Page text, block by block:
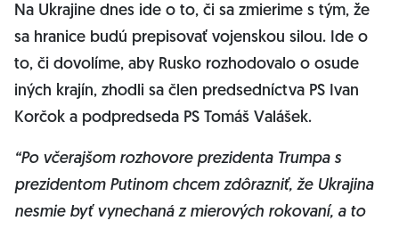
Na Ukrajine dnes ide o to, či sa zmierime s tým, že
sa hranice budú prepisovať vojenskou silou. Ide o
to, či dovolíme, aby Rusko rozhodovalo o osude
iných krajín, zhodli sa člen predsedníctva PS Ivan
Korčok a podpredseda PS Tomáš Valášek.
“Po včerajšom rozhovore prezidenta Trumpa s
prezidentom Putinom chcem zdôrazniť, že Ukrajina
nesmie byť vynechaná z mierových rokovaní, a to